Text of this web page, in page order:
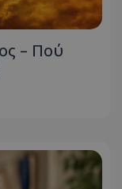
– Πού